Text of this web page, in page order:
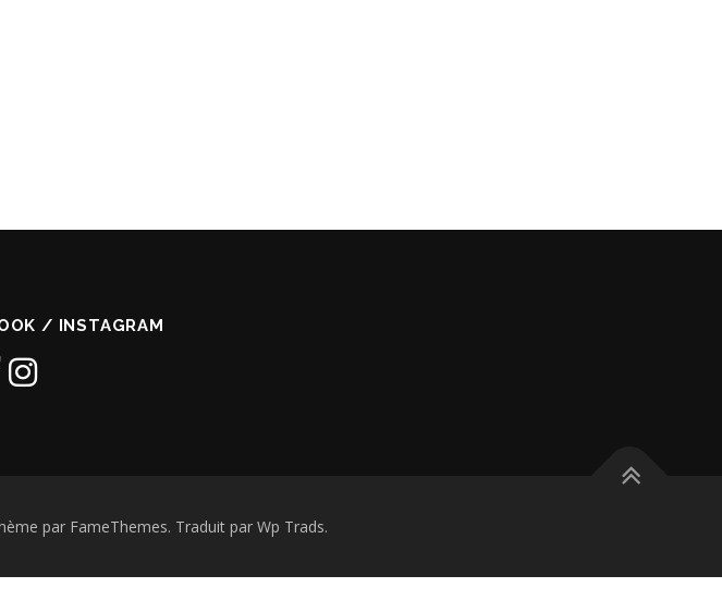
/ INSTAGRAM
par FameThemes. Traduit par Wp Trads.